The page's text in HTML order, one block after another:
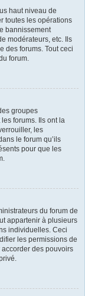
haut niveau de
toutes les opérations
bannissement
modérateurs, etc. Ils
des forums. Tout ceci
forum.
groupes
forums. Ils ont la
les
le forum qu’ils
pour que les
du forum de
appartenir à plusieurs
individuelles. Ceci
les permissions de
des pouvoirs